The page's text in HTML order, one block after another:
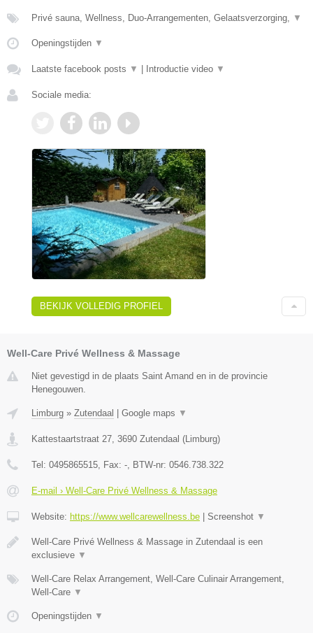
Privé sauna, Wellness, Duo-Arrangementen, Gelaatsverzorging, ▼
Openingstijden ▼
Laatste facebook posts ▼ Introductie video ▼
Sociale media:
BEKIJK VOLLEDIG PROFIEL
Well-Care Privé Wellness & Massage
Niet gevestigd in de plaats Saint Amand en in de provincie
Henegouwen.
Limburg » Zutendaal | Google maps ▼
Kattestaartstraat 27 3690 Zutendaal (Limburg)
Tel: 0495865515 , Fax: - , BTW-nr: 0546.738.322
E-mail › Well-Care Privé Wellness & Massage
Website: https://www.wellcarewellness.be | Screenshot ▼
Well-Care Privé Wellness & Massage in Zutendaal is een
exclusieve ▼
Well-Care Relax Arrangement, Well-Care Culinair Arrangement,
Well-Care ▼
Openingstijden ▼